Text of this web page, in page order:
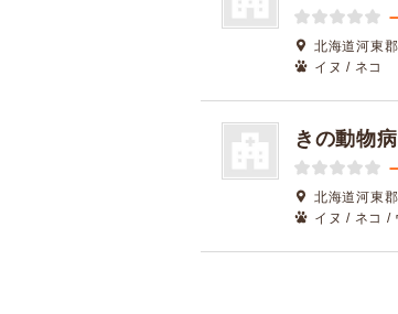
－
北海道河東
イヌ / ネコ
きの動物
－
北海道河東
イヌ / ネコ /